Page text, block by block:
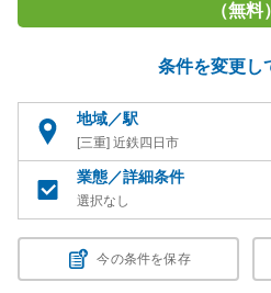
（無料）
条件を変更し
地域／駅
[三重] 近鉄四日市
業態／詳細条件
選択なし
今の条件を保存